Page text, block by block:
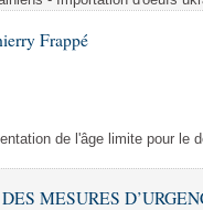
Frappé
de l'âge limite pour le
MESURES